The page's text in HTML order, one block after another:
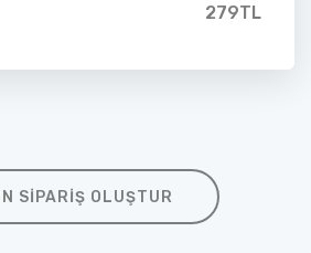
279TL
SIPARIŞ OLUŞTUR